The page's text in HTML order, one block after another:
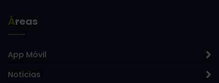
Áreas
App Móvil
Noticias